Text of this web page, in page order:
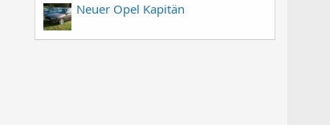
Neuer Opel Kapitän